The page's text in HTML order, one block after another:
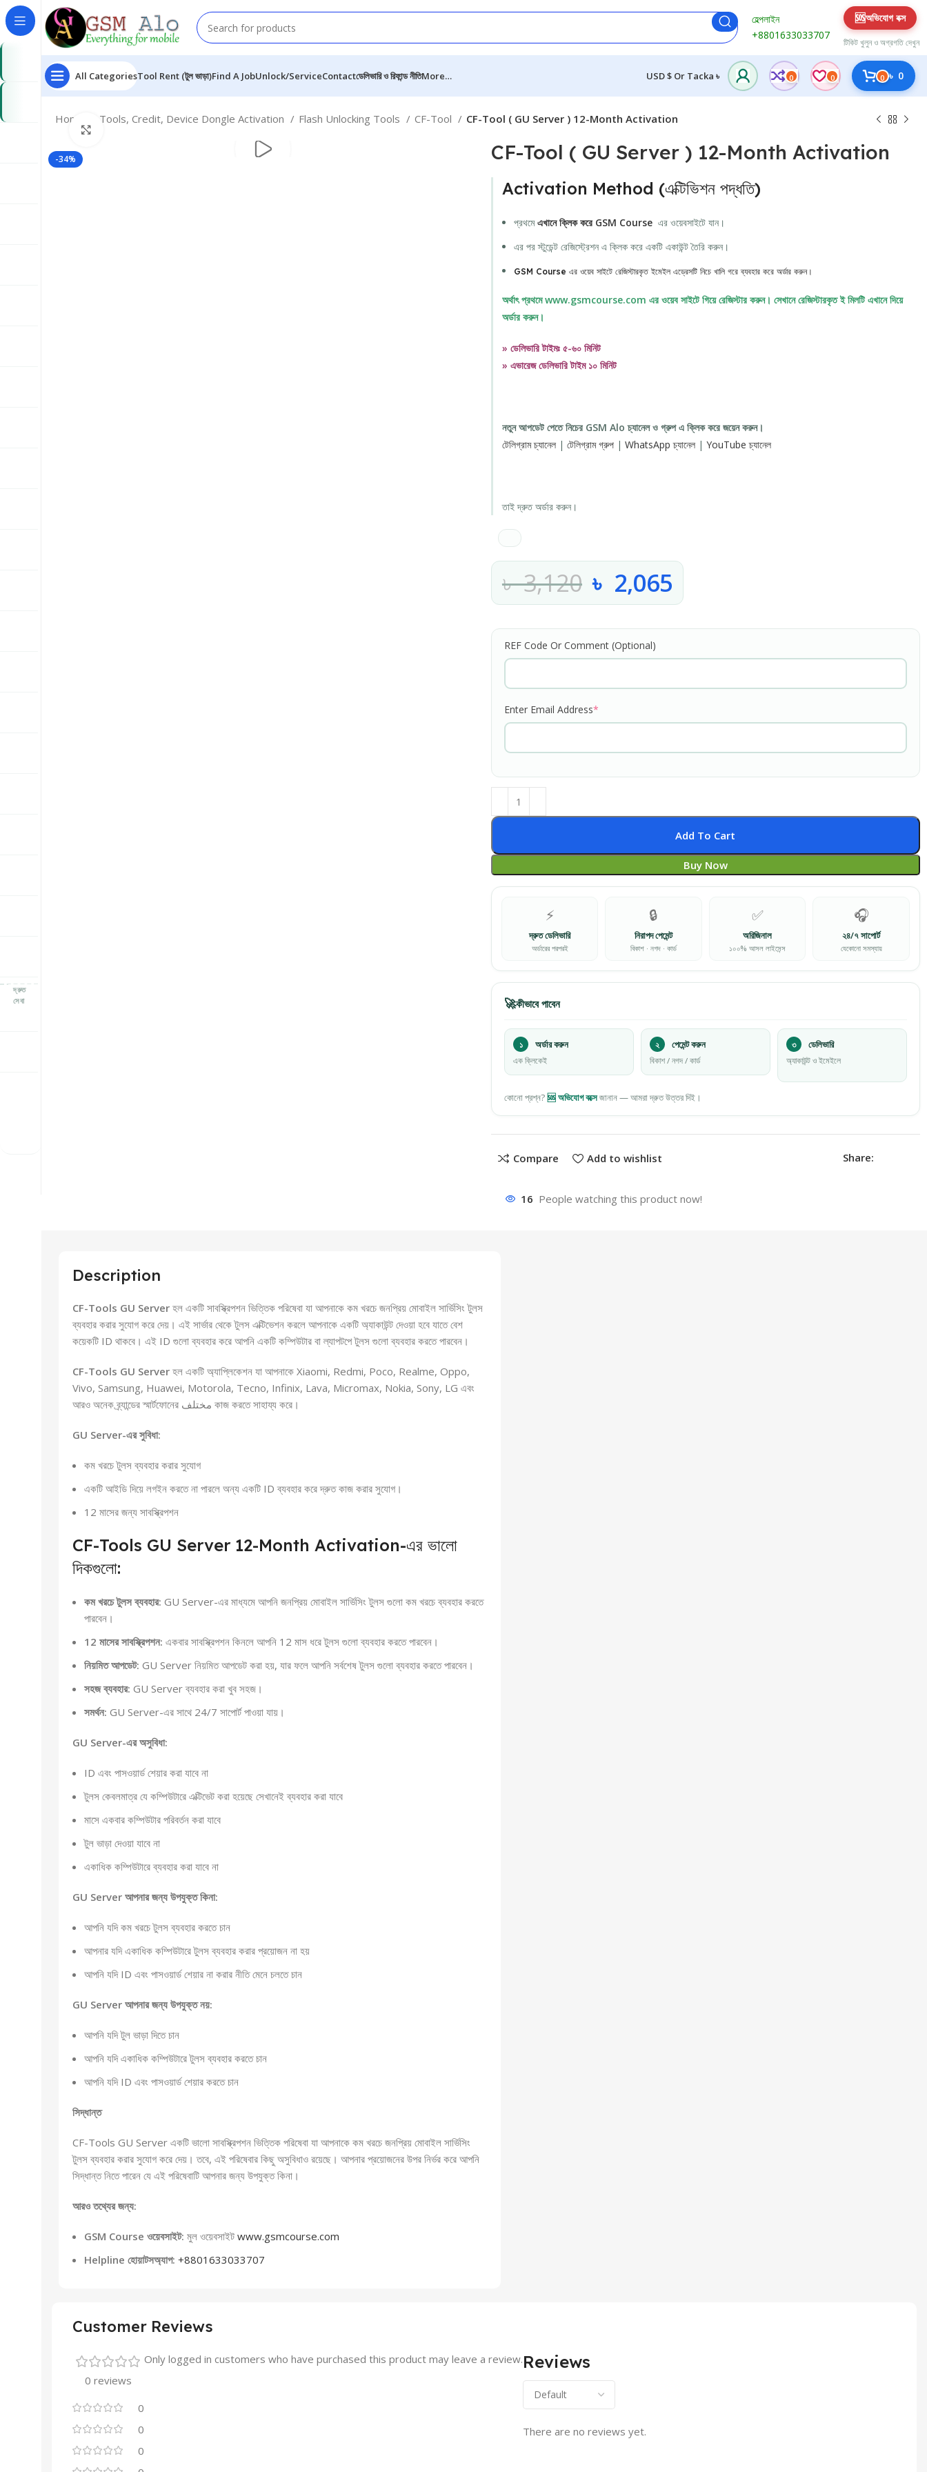
হেল্পলাইন
+8801633033707
🆘অভিযোগ বক্স
টিকিট খুলুন ও অগ্রগতি দেখুন
All CategoriesTool Rent (টুল ভাড়া)Find A JobUnlock/ServiceContactডেলিভারি ও রিফান্ড নীতিMore… USD $ Or Tacka ৳ 0 0 0 ৳ 0
Home Tools, Credit, Device Dongle Activation Flash Unlocking Tools CF-Tool CF-Tool ( GU Server ) 12-Month Activation
-34% CF-Tool ( GU Server ) 12-Month Activation
Activation Method (এক্টিভিশন পদ্ধতি)
প্রথমেএখানে ক্লিক করে GSM Course এর ওয়েবসাইটে যান।
এর পর স্টুডেন্ট রেজিস্ট্রেশন এ ক্লিক করে একটি একাউন্ট তৈরি করুন।
GSM Course এর ওয়েব সাইটে রেজিস্টারকৃত ইমেইল এড্রেসটি নিচে খালি গরে ব্যবহার করে অর্ডার করুন।
অর্থাৎ প্রথমে www.gsmcourse.com এর ওয়েব সাইটে গিয়ে রেজিস্টার করুন। সেখানে রেজিস্টারকৃত ই মিলটি এখানে দিয়ে
অর্ডার করুন।
» ডেলিভারি টাইমঃ ৫-৬০ মিনিট
» এভারেজ ডেলিভারি টাইম ১০ মিনিট
নতুন আপডেট পেতে নিচের GSM Alo চ্যানেল ও গ্রুপ এ ক্লিক করে জয়েন করুন।
টেলিগ্রাম চ্যানেল | টেলিগ্রাম গ্রুপ | WhatsApp চ্যানেল | YouTube চ্যানেল
তাই দ্রুত অর্ডার করুন।
৳3,120 ৳ 2,065
REF Code Or Comment (Optional)
Enter Email Address*
Add To Cart
Buy Now
⚡
দ্রুত ডেলিভারি
অর্ডারের পরপরই
🔒
নিরাপদ পেমেন্ট
বিকাশ · নগদ · কার্ড
✅
অরিজিনাল
১০০% আসল লাইসেন্স
🎧
২৪/৭ সাপোর্ট
যেকোনো সমস্যায়
🚀কীভাবে পাবেন
১ অর্ডার করুন
এক ক্লিকেই
২ পেমেন্ট করুন
বিকাশ / নগদ / কার্ড
৩ ডেলিভারি
অ্যাকাউন্ট ও ইমেইলে
কোনো প্রশ্ন?🆘 অভিযোগ বক্সেজানান — আমরা দ্রুত উত্তর দিই।
Compare Add to wishlist Share:
16 People watching this product now!
Description
CF-Tools GU Server হল একটি সাবস্ক্রিপশন ভিত্তিক পরিষেবা যা আপনাকে কম খরচে জনপ্রিয় মোবাইল সার্ভিসিং টুলস
ব্যবহার করার সুযোগ করে দেয়। এই সার্ভার থেকে টুলস এক্টিভেশন করলে আপনাকে একটি অ্যাকাউন্ট দেওয়া হবে যাতে বেশ
কয়েকটি ID থাকবে। এই ID গুলো ব্যবহার করে আপনি একটি কম্পিউটার বা ল্যাপটপে টুলস গুলো ব্যবহার করতে পারবেন।
CF-Tools GU Server হল একটি অ্যাপ্লিকেশন যা আপনাকে Xiaomi, Redmi, Poco, Realme, Oppo,
Vivo, Samsung, Huawei, Motorola, Tecno, Infinix, Lava, Micromax, Nokia, Sony, LG এবং
আরও অনেক ব্র্যান্ডের স্মার্টফোনের مختلف কাজ করতে সাহায্য করে।
GU Server-এর সুবিধা:
কম খরচে টুলস ব্যবহার করার সুযোগ
একটি আইডি দিয়ে লগইন করতে না পারলে অন্য একটি ID ব্যবহার করে দ্রুত কাজ করার সুযোগ।
12 মাসের জন্য সাবস্ক্রিপশন
CF-Tools GU Server 12-Month Activation-এর ভালো
দিকগুলো:
কম খরচে টুলস ব্যবহার: GU Server-এর মাধ্যমে আপনি জনপ্রিয় মোবাইল সার্ভিসিং টুলস গুলো কম খরচে ব্যবহার করতে
পারবেন।
12 মাসের সাবস্ক্রিপশন: একবার সাবস্ক্রিপশন কিনলে আপনি 12 মাস ধরে টুলস গুলো ব্যবহার করতে পারবেন।
নিয়মিত আপডেট: GU Server নিয়মিত আপডেট করা হয়, যার ফলে আপনি সর্বশেষ টুলস গুলো ব্যবহার করতে পারবেন।
সহজ ব্যবহার: GU Server ব্যবহার করা খুব সহজ।
সমর্থন: GU Server-এর সাথে 24/7 সাপোর্ট পাওয়া যায়।
GU Server-এর অসুবিধা:
ID এবং পাসওয়ার্ড শেয়ার করা যাবে না
টুলস কেবলমাত্র যে কম্পিউটারে এক্টিভেট করা হয়েছে সেখানেই ব্যবহার করা যাবে
মাসে একবার কম্পিউটার পরিবর্তন করা যাবে
টুল ভাড়া দেওয়া যাবে না
একাধিক কম্পিউটারে ব্যবহার করা যাবে না
GU Server আপনার জন্য উপযুক্ত কিনা:
আপনি যদি কম খরচে টুলস ব্যবহার করতে চান
আপনার যদি একাধিক কম্পিউটারে টুলস ব্যবহার করার প্রয়োজন না হয়
আপনি যদি ID এবং পাসওয়ার্ড শেয়ার না করার নীতি মেনে চলতে চান
GU Server আপনার জন্য উপযুক্ত নয়:
আপনি যদি টুল ভাড়া দিতে চান
আপনি যদি একাধিক কম্পিউটারে টুলস ব্যবহার করতে চান
আপনি যদি ID এবং পাসওয়ার্ড শেয়ার করতে চান
সিদ্ধান্ত
CF-Tools GU Server একটি ভালো সাবস্ক্রিপশন ভিত্তিক পরিষেবা যা আপনাকে কম খরচে জনপ্রিয় মোবাইল সার্ভিসিং
টুলস ব্যবহার করার সুযোগ করে দেয়। তবে, এই পরিষেবার কিছু অসুবিধাও রয়েছে। আপনার প্রয়োজনের উপর নির্ভর করে আপনি
সিদ্ধান্ত নিতে পারেন যে এই পরিষেবাটি আপনার জন্য উপযুক্ত কিনা।
আরও তথ্যের জন্য:
GSM Course ওয়েবসাইট: মুল ওয়েবসাইট www.gsmcourse.com
Helpline হোয়াটসঅ্যাপ: +8801633033707
Customer Reviews
0 reviews
0
0
0
Reviews
There are no reviews yet.
Only logged in customers who have purchased this product may leave a review.